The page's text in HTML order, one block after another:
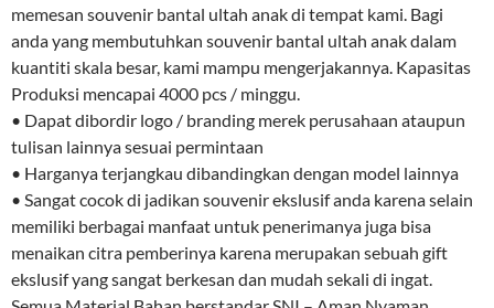
memesan souvenir bantal ultah anak di tempat kami. Bagi
anda yang membutuhkan souvenir bantal ultah anak dalam
kuantiti skala besar, kami mampu mengerjakannya. Kapasitas
Produksi mencapai 4000 pcs / minggu.
• Dapat dibordir logo / branding merek perusahaan ataupun
tulisan lainnya sesuai permintaan
• Harganya terjangkau dibandingkan dengan model lainnya
• Sangat cocok di jadikan souvenir ekslusif anda karena selain
memiliki berbagai manfaat untuk penerimanya juga bisa
menaikan citra pemberinya karena merupakan sebuah gift
ekslusif yang sangat berkesan dan mudah sekali di ingat.